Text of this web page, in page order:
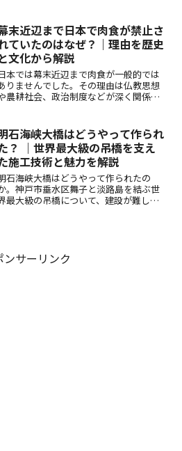
末近辺まで日本で肉食が禁止さ
ていたのはなぜ？｜理由を歴史
と文化から解説
本では幕末近辺まで肉食が一般的では
りませんでした。その理由は仏教思想
農耕社会、政治制度などが深く関係し
します。
石海峡大橋はどうやって作られ
？ ｜世界最大級の吊橋を支え
施工技術と魅力を解説
石海峡大橋はどうやって作られたの
。神戸市垂水区舞子と淡路島を結ぶ世
最大級の吊橋について、建設が難しか
ンサーリンク